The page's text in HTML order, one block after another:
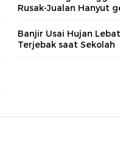
Rusak-Jualan Hanyut
Banjir Usai Hujan
Terjebak saat Sekolah